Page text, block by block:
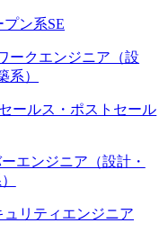
プン系SE
ークエンジニア（設
系）
ールス・ポストセール
エンジニア（設計・
ュリティエンジニア